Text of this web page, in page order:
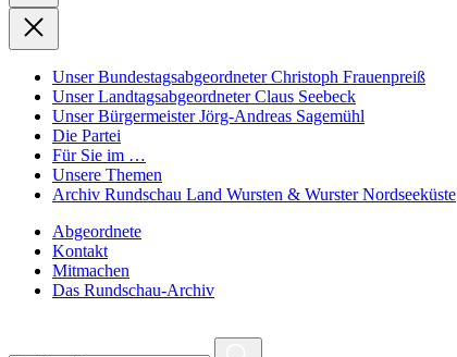
Unser Bundestagsabgeordneter Christoph Frauenpreiß
Unser Landtagsabgeordneter Claus Seebeck
Unser Bürgermeister Jörg-Andreas Sagemühl
Die Partei
Für Sie im …
Unsere Themen
Archiv Rundschau Land Wursten & Wurster Nordseeküste
Abgeordnete
Kontakt
Mitmachen
Das Rundschau-Archiv